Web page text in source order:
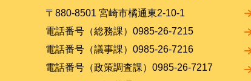
〒880-8501 宮崎市橘通東2-10-1
電話番号（総務課）0985-26-7215
電話番号（議事課）0985-26-7216
電話番号（政策調査課）0985-26-7217